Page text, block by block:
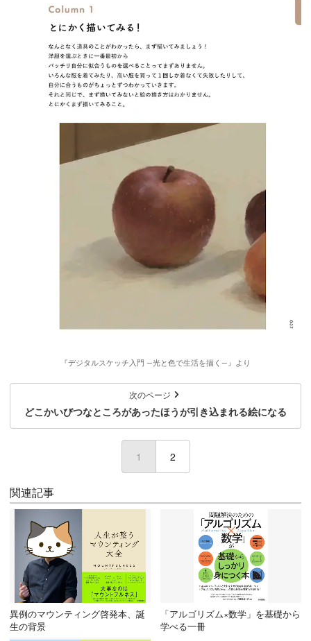
『デジタルスケッチ入門 ―光と色で生活を描く―』より
次のページ
どこかいびつなところがあったほうが引き込まれる絵になる
1 (current)
2
関連記事
異例のマウンティング啓発本、誕
生の背景
「アルゴリズム×数学」を基礎から
学べる一冊